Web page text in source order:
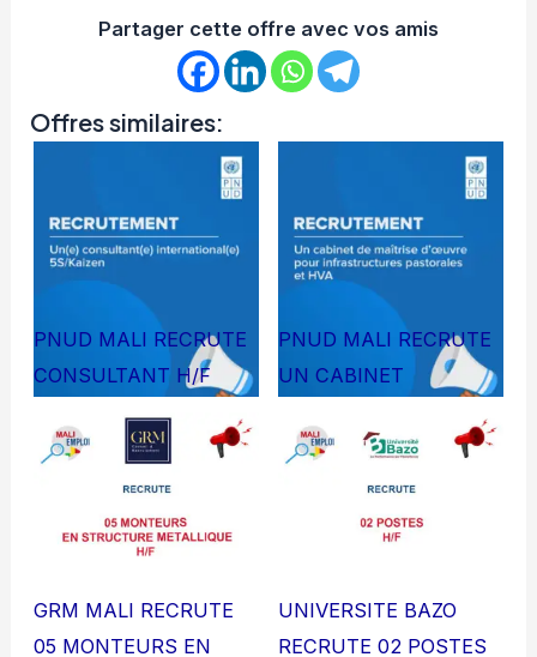
Partager cette offre avec vos amis
Offres similaires:
PNUD MALI RECRUTE
CONSULTANT H/F
PNUD MALI RECRUTE
UN CABINET
GRM MALI RECRUTE
05 MONTEURS EN
UNIVERSITE BAZO
RECRUTE 02 POSTES